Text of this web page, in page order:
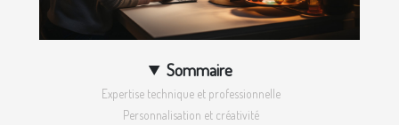
Sommaire
Expertise technique et professionnelle
Personnalisation et créativité